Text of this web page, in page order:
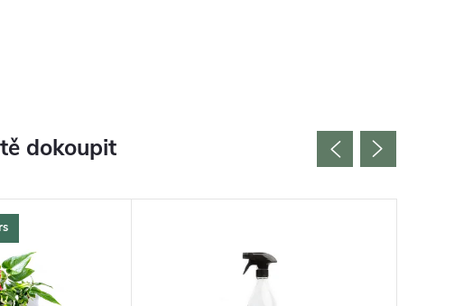
dokoupit